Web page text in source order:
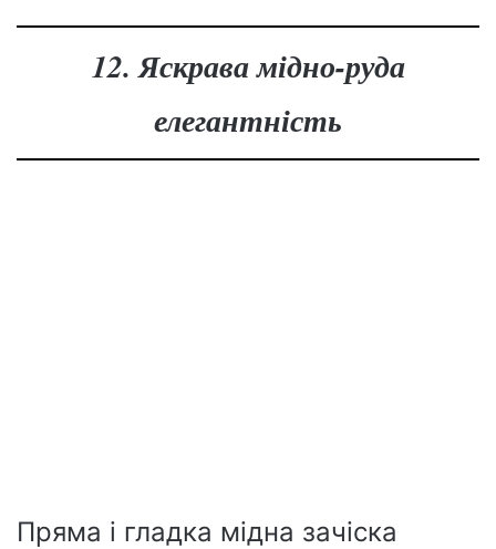
12. Яскрава мідно-руда
елегантність
Пряма і гладка мідна зачіска